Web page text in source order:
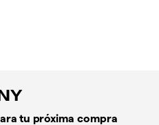
tu próxima compra